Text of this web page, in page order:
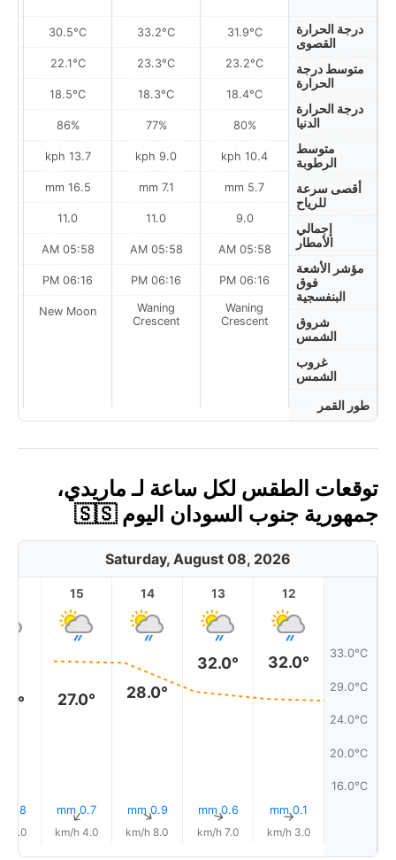
درجة الحرارة
القصوى
متوسط درجة
الحرارة
درجة الحرارة
الدنيا
متوسط
الرطوبة
أقصى سرعة
للرياح
إجمالي
الأمطار
مؤشر الأشعة
فوق
البنفسجية
شروق
الشمس
غروب
الشمس
طور القمر
31.9°C
23.2°C
18.4°C
80%
10.4 kph
5.7 mm
9.0
05:58 AM
06:16 PM
Waning
Crescent
33.2°C
23.3°C
18.3°C
77%
9.0 kph
7.1 mm
11.0
05:58 AM
06:16 PM
Waning
Crescent
30.5°C
22.1°C
18.5°C
86%
13.7 kph
16.5 mm
11.0
05:58 AM
06:16 PM
New Moon
توقعات الطقس لكل ساعة لـ ماريدي،
جمهورية جنوب السودان اليوم 🇸🇸
Saturday, August 08, 2026
33.0°C
29.0°C
24.0°C
20.0°C
16.0°C
12
32.0°
0.1 mm
↑
3.0 km/h
13
32.0°
0.6 mm
↑
7.0 km/h
14
28.0°
0.9 mm
↑
8.0 km/h
15
27.0°
0.7 mm
↑
4.0 km/h
0.8 mm
7.0 km/h